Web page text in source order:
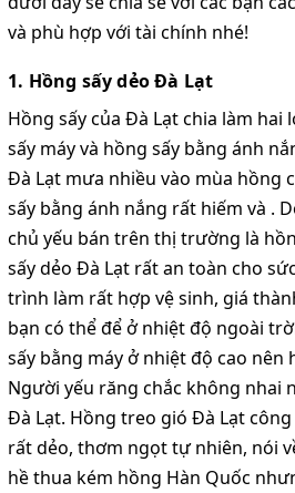
và phù hợp với tài chính nhé!
1. Hồng sấy dẻo Đà Lạt
Hồng sấy của Đà Lạt chia làm hai
sấy máy và hồng sấy bằng ánh
Đà Lạt mưa nhiều vào mùa hồng
sấy bằng ánh nắng rất hiếm và .
chủ yếu bán trên thị trường là
sấy dẻo Đà Lạt rất an toàn cho
trình làm rất hợp vệ sinh, giá
bạn có thể để ở nhiệt độ ngoài
sấy bằng máy ở nhiệt độ cao nên
Người yếu răng chắc không nhai
Đà Lạt. Hồng treo gió Đà Lạt
rất dẻo, thơm ngọt tự nhiên, nói
hề thua kém hồng Hàn Quốc